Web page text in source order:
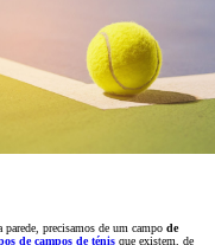
precisamos de um campo de
de campos de ténis que existem, de